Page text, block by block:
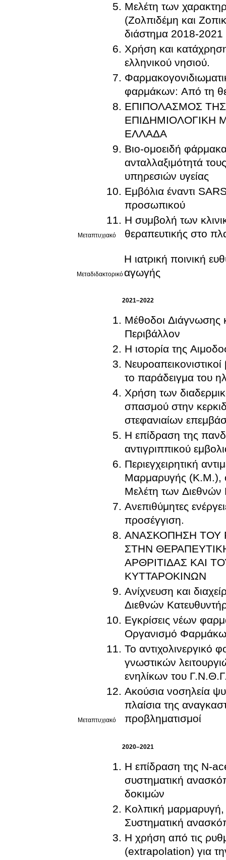
Μεταπτυχιακό
Μελέτη των
(Ζολπιδέμη και
διάστημα 2018-2021
Χρήση και
ελληνικού νησιού.
φαρμάκων: Από τη
ΕΠΙΠΟΛΑΣΜΟΣ
ΕΠΙΔΗΜΙΟΛΟΓΙΚΗ
ΕΛΛΑΔΑ
Βιο-ομοειδή
ανταλλαξιμότητά
υπηρεσιών υγείας
Εμβόλια έναντι
προσωπικού
Η συμβολή των
θεραπευτικής στο
Μεταδιδακτορικό
Η ιατρική ποινική
αγωγής
2021–2022
Μεταπτυχιακό
Μέθοδοι Διάγνωσης
Περιβάλλον
Η ιστορία της
το παράδειγμα του
Χρήση των
σπασμού στην
στεφανιαίων
Η επίδραση της
αντιγριππικού
Περιεγχειρητική
Μαρμαρυγής (Κ.Μ.),
Μελέτη των Διεθνών
Ανεπιθύμητες
προσέγγιση.
ΑΝΑΣΚΟΠΗΣΗ ΤΟΥ
ΣΤΗΝ
ΑΡΘΡΙΤΙΔΑΣ ΚΑΙ
ΚΥΤΤΑΡΟΚΙΝΩΝ
Ανίχνευση και
Διεθνών
Εγκρίσεις νέων
Οργανισμό
Το αντιχολινεργικό
γνωστικών
ενηλίκων του
Ακούσια νοσηλεία
πλαίσια της
προβληματισμοί
2020–2021
Η επίδραση της N-
συστηματική
δοκιμών
Κολπική μαρμαρυγή,
Συστηματική
Η χρήση από τις
(extrapolation) για